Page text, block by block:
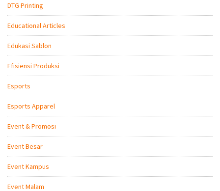
DTG Printing
Educational Articles
Edukasi Sablon
Efisiensi Produksi
Esports
Esports Apparel
Event & Promosi
Event Besar
Event Kampus
Event Malam